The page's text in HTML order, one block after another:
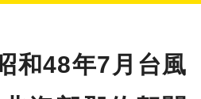
和48年7月台風